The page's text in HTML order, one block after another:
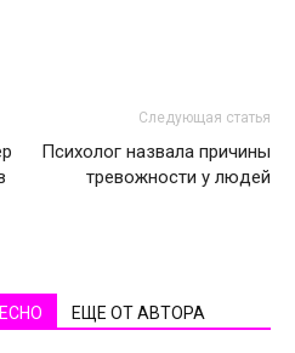
Следующая статья
Психолог назвала причины
тревожности у людей
ЕЩЕ ОТ АВТОРА